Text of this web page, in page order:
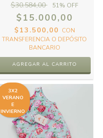
$30.584,00 51% OFF
$15.000,00
$13.500,00 CON
TRANSFERENCIA O DEPÓSITO
BANCARIO
AGREGAR AL CARRITO
3X2
VERANO
E
INVIERNO